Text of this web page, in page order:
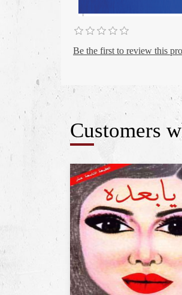
Be the first to review this
Customers